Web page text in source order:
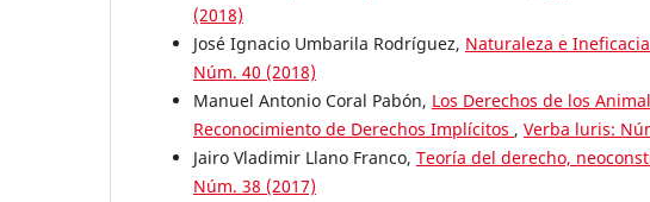
(2018)
José Ignacio Umbarila Rodríguez, Naturaleza e
Núm. 40 (2018)
Manuel Antonio Coral Pabón, Los Derechos de los
Reconocimiento de Derechos Implícitos , Verba luris:
Jairo Vladimir Llano Franco, Teoría del derecho,
Núm. 38 (2017)